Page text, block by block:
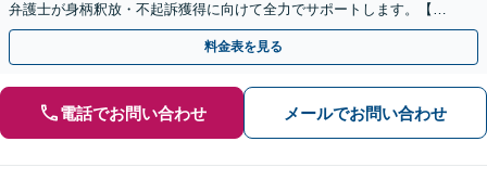
弁護士が身柄釈放・不起訴獲得に向けて全力でサポートします。【毎
月100名以上の相談実績】【全国対応】
料金表を見る
電話でお問い合わせ メールでお問い合わせ